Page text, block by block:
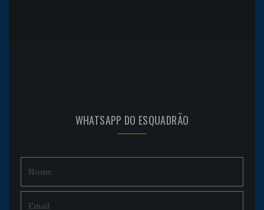
WHATSAPP DO ESQUADRÃO